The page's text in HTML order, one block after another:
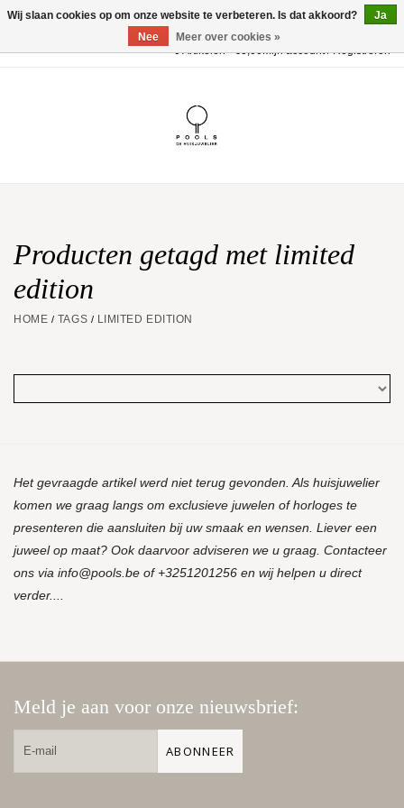
0 Artikelen - €0,00Mijn account / Registreren
Huwelijk
Geschenkbon
Producten getagd met limited
edition
HOME / TAGS / LIMITED EDITION
Het gevraagde artikel werd niet terug gevonden. Als huisjuwelier
komen we graag langs om exclusieve juwelen of horloges te
presenteren die aansluiten bij uw smaak en wensen. Liever een
juweel op maat? Ook daarvoor adviseren we u graag. Contacteer
ons via info@pools.be of +3251201256 en wij helpen u direct
verder....
Meld je aan voor onze nieuwsbrief:
ABONNEER
Wij slaan cookies op om onze website te verbeteren. Is dat akkoord?
Ja
Nee
Meer over cookies »